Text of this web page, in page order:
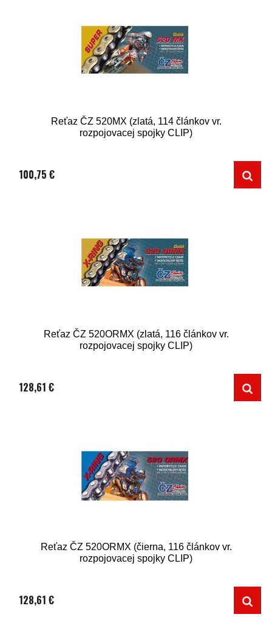
Reťaz ČZ 520MX (zlatá, 114 článkov vr.
rozpojovacej spojky CLIP)
100,75 €
Reťaz ČZ 520ORMX (zlatá, 116 článkov vr.
rozpojovacej spojky CLIP)
128,61 €
Reťaz ČZ 520ORMX (čierna, 116 článkov vr.
rozpojovacej spojky CLIP)
128,61 €